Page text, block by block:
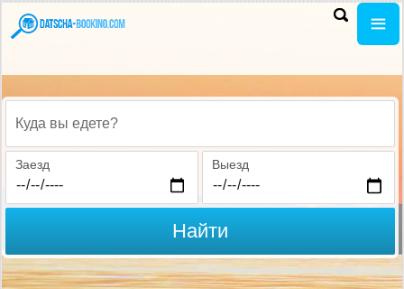
Куда вы едете?
Заезд Выезд
Найти